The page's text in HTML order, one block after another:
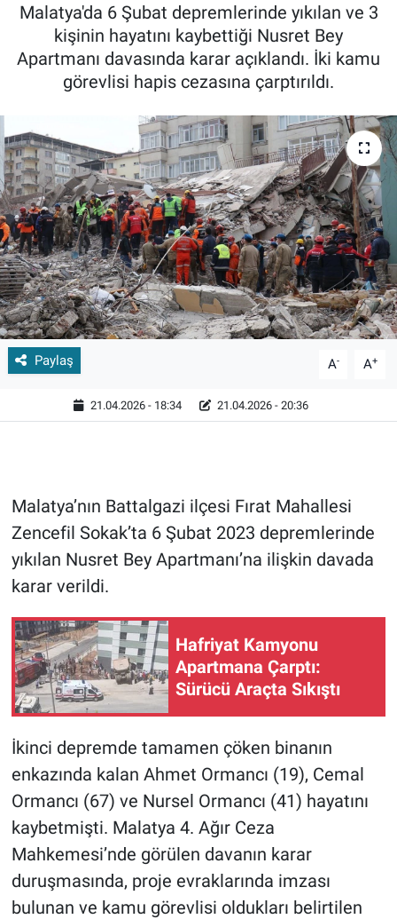
Malatya'da 6 Şubat depremlerinde yıkılan ve 3
kişinin hayatını kaybettiği Nusret Bey
Apartmanı davasında karar açıklandı. İki kamu
görevlisi hapis cezasına çarptırıldı.
Paylaş A- A+
21.04.2026 - 18:34 21.04.2026 - 20:36
Malatya’nın Battalgazi ilçesi Fırat Mahallesi
Zencefil Sokak’ta 6 Şubat 2023 depremlerinde
yıkılan Nusret Bey Apartmanı’na ilişkin davada
karar verildi.
Hafriyat Kamyonu
Apartmana Çarptı:
Sürücü Araçta Sıkıştı
İkinci depremde tamamen çöken binanın
enkazında kalan Ahmet Ormancı (19), Cemal
Ormancı (67) ve Nursel Ormancı (41) hayatını
kaybetmişti. Malatya 4. Ağır Ceza
Mahkemesi’nde görülen davanın karar
duruşmasında, proje evraklarında imzası
bulunan ve kamu görevlisi oldukları belirtilen